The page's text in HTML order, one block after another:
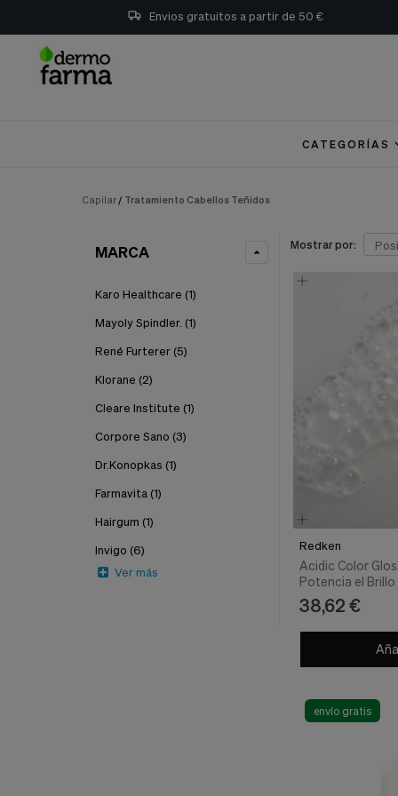
de
Cookies
Envios gratuitos a partir de 50 €
CATEGORÍAS
Capilar / Tratamiento Cabellos Teñidos
Mostrar por:
Redken
Acidic Color
Potencia el
Redken
38,62 €
envío gratis
MARCA
Karo Healthcare (1)
Mayoly Spindler. (1)
René Furterer (5)
Klorane (2)
Cleare Institute (1)
Corpore Sano (3)
Dr.Konopkas (1)
Farmavita (1)
Hairgum (1)
Invigo (6)
Ver más